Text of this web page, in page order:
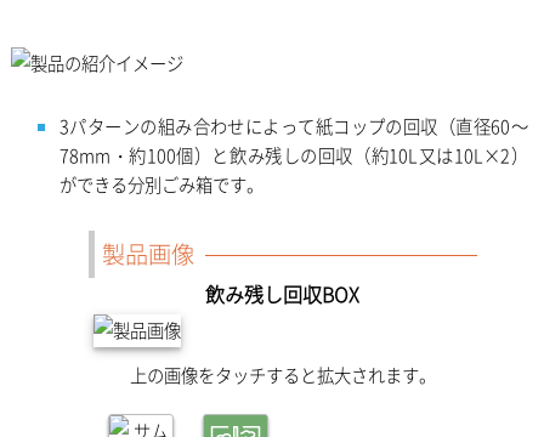
3パターンの組み合わせによって紙コップの回収（直径60～
78mm・約100個）と飲み残しの回収（約10L又は10L×2）
ができる分別ごみ箱です。
製品画像
飲み残し回収BOX
上の画像をタッチすると拡大されます。